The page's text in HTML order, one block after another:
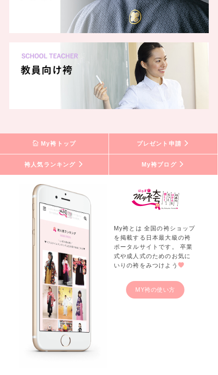
My袴トップ プレゼント申請
袴人気ランキング My袴ブログ
My袴とは 全国の袴ショップ
を掲載する日本最大級の袴
ポータルサイトです。 卒業
式や成人式のためのお気に
いりの袴をみつけよう
MY袴の使い方